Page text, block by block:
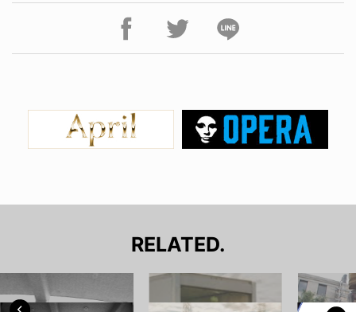
RELATED.